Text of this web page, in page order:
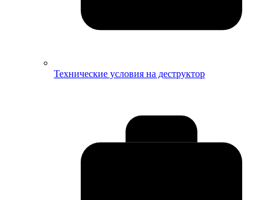
Технические условия на деструктор